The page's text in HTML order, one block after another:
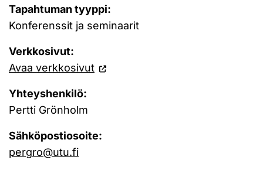
Tapahtuman tyyppi:
Konferenssit ja seminaarit
Verkkosivut:
Avaa verkkosivut
Yhteyshenkilö:
Pertti Grönholm
Sähköpostiosoite:
pergro@utu.fi